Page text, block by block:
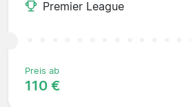
Premier League
Preis ab
110 €